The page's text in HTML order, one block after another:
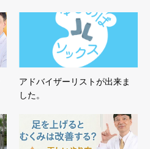
アドバイザーリストが出来ま
した。